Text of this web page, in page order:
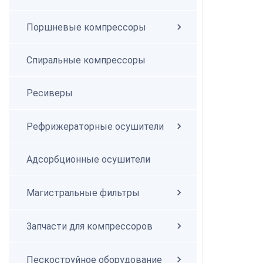
Спиральные компрессоры
Поршневые компрессоры
Спиральные компрессоры
Ресиверы
Рефрижераторные осушители
Адсорбционные осушители
Магистральные фильтры
Запчасти для компрессоров
Пескоструйное оборудование